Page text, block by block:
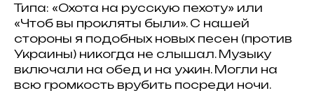
Типа: «Охота на русскую пехоту» или
«Чтоб вы прокляты были». С нашей
стороны я подобных новых песен (против
Украины) никогда не слышал. Музыку
включали на обед и на ужин. Могли на
всю громкость врубить посреди ночи.